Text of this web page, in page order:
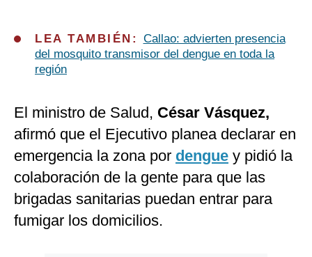
LEA TAMBIÉN: Callao: advierten presencia
del mosquito transmisor del dengue en toda la
región
El ministro de Salud, César Vásquez,
afirmó que el Ejecutivo planea declarar en
emergencia la zona por dengue y pidió la
colaboración de la gente para que las
brigadas sanitarias puedan entrar para
fumigar los domicilios.